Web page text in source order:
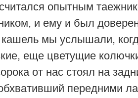
опытным
и ему и был
мы услышали,
еще цветущие
от нас стоял на
передними